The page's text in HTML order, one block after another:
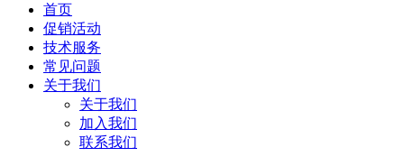
首页
促销活动
技术服务
常见问题
关于我们
关于我们
加入我们
联系我们